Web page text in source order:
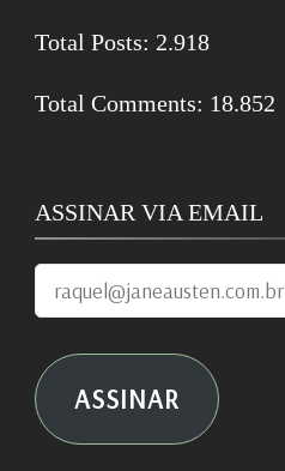
Total Posts: 2.918
Total Comments: 18.852
ASSINAR VIA EMAIL
raquel@janeausten.com.br
ASSINAR